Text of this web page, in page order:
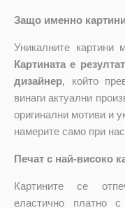
Защо именно
Уникалните
Картината е
дизайнер, който
винаги актуални
оригинални мотиви и
намерите само при
Печат с най-високо
Картините се
еластично платно